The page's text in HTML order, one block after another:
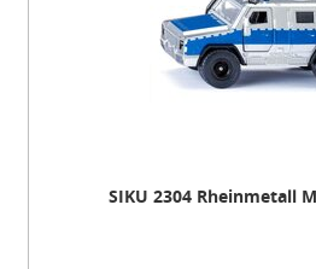
SIKU 2304 Rheinmetall